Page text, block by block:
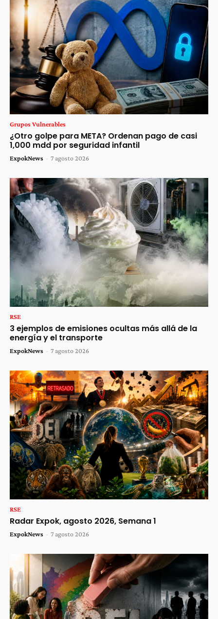
Grupos Vulnerables
¿Otro golpe para META? Ordenan pago de casi
1,000 mdd por seguridad infantil
ExpokNews - 7 agosto 2026
RSE
3 ejemplos de emisiones ocultas más allá de la
energía y el transporte
ExpokNews - 7 agosto 2026
RSE
Radar Expok, agosto 2026, Semana 1
ExpokNews - 7 agosto 2026